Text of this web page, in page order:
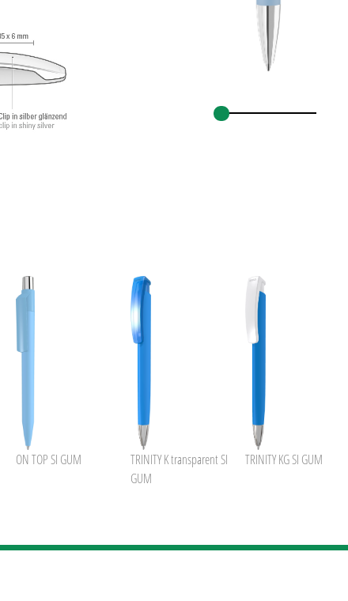
ON TOP SI GUM
TRINITY K transparent SI
GUM
TRINITY KG SI GUM